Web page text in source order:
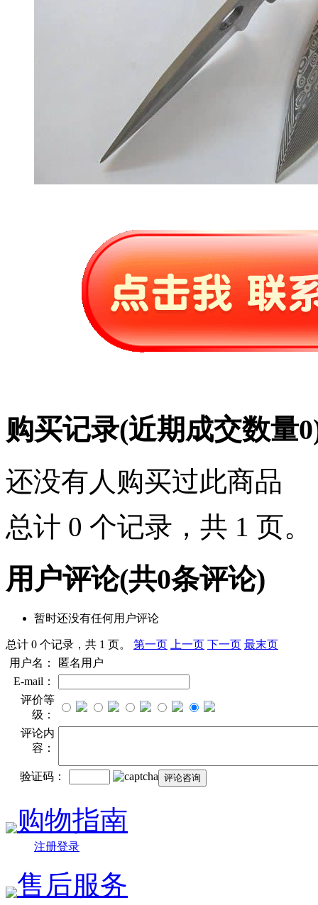
购买记录(近期成交数量0
还没有人购买过此商品
总计 0 个记录，共 1 页。
用户评论(共0条评论)
暂时还没有任何用户评论
总计 0 个记录，共 1 页。 第一页 上一页 下一页 最末页
用户名：
匿名用户
E-mail：
评价等
级：
评论内
容：
验证码：
购物指南
注册登录
售后服务